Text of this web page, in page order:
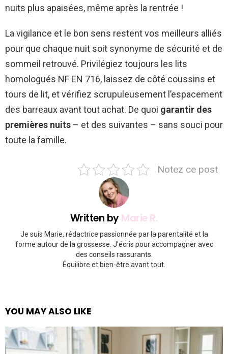
nuits plus apaisées, même après la rentrée !
La vigilance et le bon sens restent vos meilleurs alliés
pour que chaque nuit soit synonyme de sécurité et de
sommeil retrouvé. Privilégiez toujours les lits
homologués NF EN 716, laissez de côté coussins et
tours de lit, et vérifiez scrupuleusement l’espacement
des barreaux avant tout achat. De quoi garantir des
premières nuits – et des suivantes – sans souci pour
toute la famille.
Notez ce post
Written byMarie R.
Je suis Marie, rédactrice passionnée par la parentalité et la
forme autour de la grossesse. J’écris pour accompagner avec
des conseils rassurants.
Équilibre et bien-être avant tout.
YOU MAY ALSO LIKE